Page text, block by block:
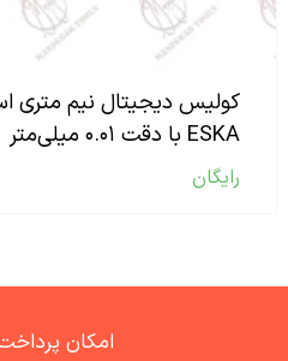
کولیس دیجیتال نیم متری
ESKA با دقت ۰.۰۱ میلی‌متر
رایگان
امکان